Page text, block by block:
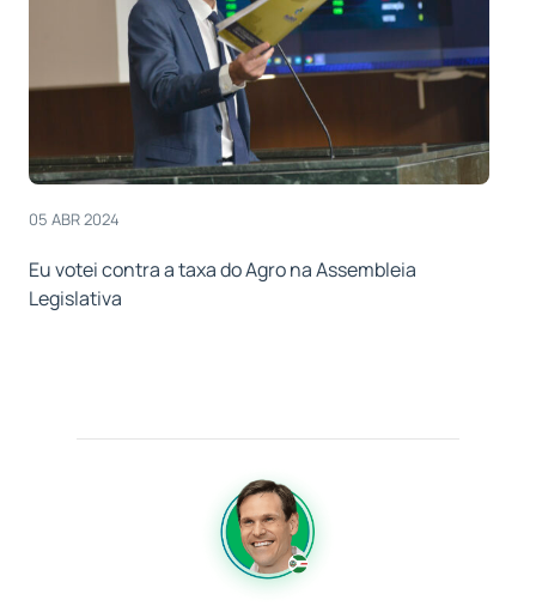
05 ABR 2024
Eu votei contra a taxa do Agro na Assembleia
Legislativa